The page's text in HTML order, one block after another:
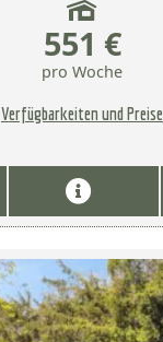
551 €
pro Woche
Verfügbarkeiten und Preise